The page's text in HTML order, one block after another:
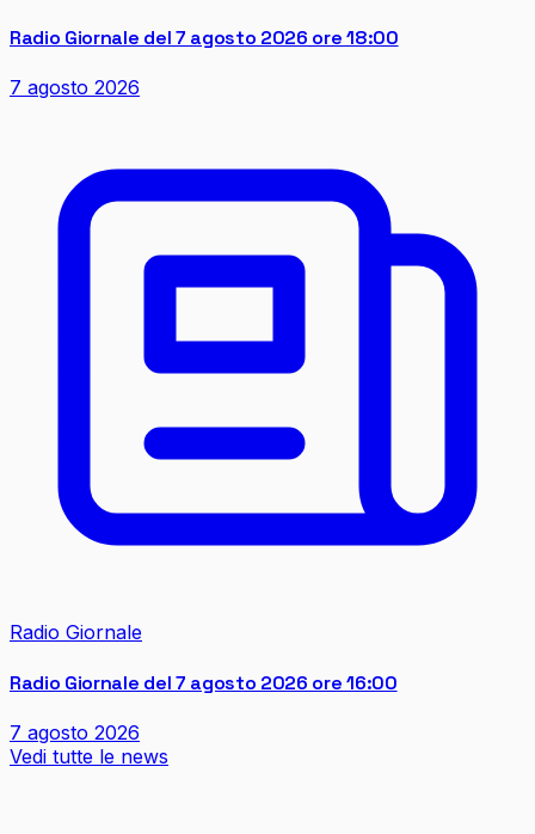
Radio Giornale del 7 agosto 2026 ore 18:00
7 agosto 2026
Radio Giornale
Radio Giornale del 7 agosto 2026 ore 16:00
7 agosto 2026
Vedi tutte le news